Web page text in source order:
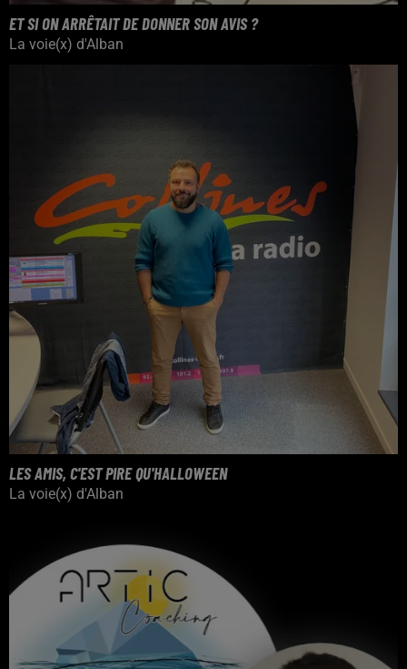
ET SI ON ARRÊTAIT DE DONNER SON AVIS ?
La voie(x) d'Alban
LES AMIS, C'EST PIRE QU'HALLOWEEN
La voie(x) d'Alban